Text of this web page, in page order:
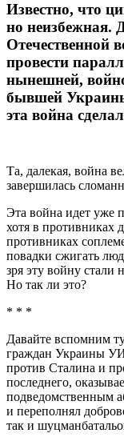
Известно, что
но неизбежная.
Отечественной
провести
нынешней,
бывшей
эта война
Та, далекая, война
завершилась
Эта война идет уже
хотя в противниках
противниках
повадки сжигать
зря эту войну стали
Но так ли это?
* * *
Давайте вспомним
граждан Украины
против Сталина и
последнего,
подведомственным
и переполнял
так и